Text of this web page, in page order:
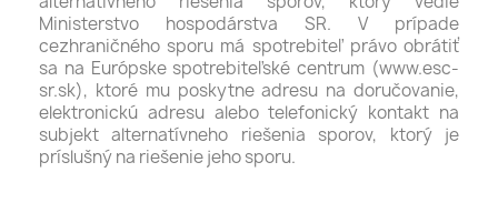
Ministerstvo hospodárstva SR. V prípade
cezhraničného sporu má spotrebiteľ právo obrátiť
sa na Európske spotrebiteľské centrum (www.esc-
sr.sk), ktoré mu poskytne adresu na doručovanie,
elektronickú adresu alebo telefonický kontakt na
subjekt alternatívneho riešenia sporov, ktorý je
príslušný na riešenie jeho sporu.